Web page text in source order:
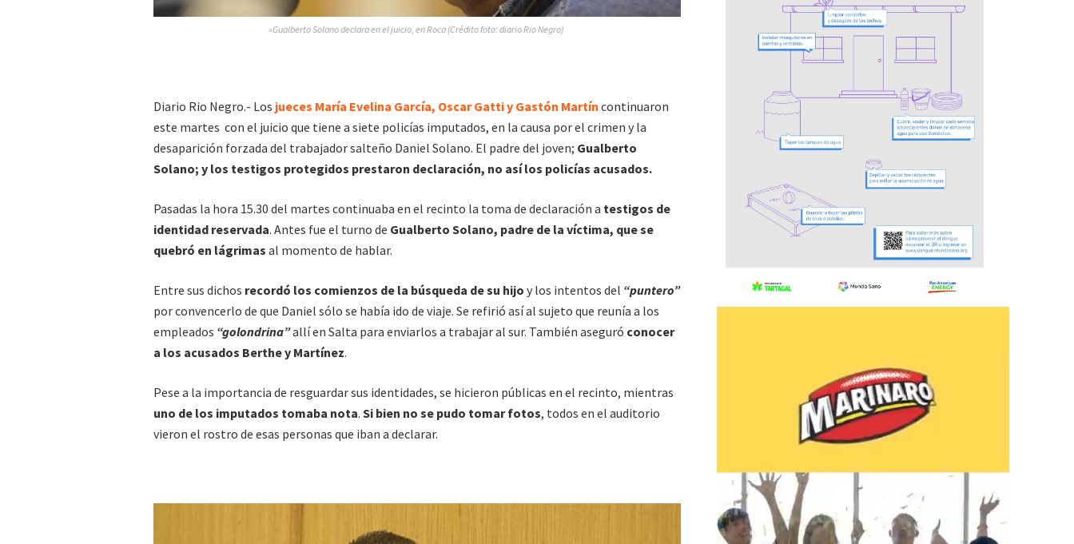
»Gualberto Solano declara en el juicio, en Roca (Crédito foto: diario Rio Negro)
Diario Rio Negro.- Los jueces María Evelina García, Oscar Gatti y Gastón Martín continuaron
este martes con el juicio que tiene a siete policías imputados, en la causa por el crimen y la
desaparición forzada del trabajador salteño Daniel Solano. El padre del joven; Gualberto
Solano; y los testigos protegidos prestaron declaración, no así los policías acusados.
Pasadas la hora 15.30 del martes continuaba en el recinto la toma de declaración a testigos de
identidad reservada. Antes fue el turno de Gualberto Solano, padre de la víctima, que se
quebró en lágrimas al momento de hablar.
Entre sus dichos recordó los comienzos de la búsqueda de su hijo y los intentos del “puntero”
por convencerlo de que Daniel sólo se había ido de viaje. Se refirió así al sujeto que reunía a los
empleados “golondrina”allí en Salta para enviarlos a trabajar al sur. También aseguró conocer
a los acusados Berthe y Martínez.
Pese a la importancia de resguardar sus identidades, se hicieron públicas en el recinto, mientras
uno de los imputados tomaba nota. Si bien no se pudo tomar fotos, todos en el auditorio
vieron el rostro de esas personas que iban a declarar.